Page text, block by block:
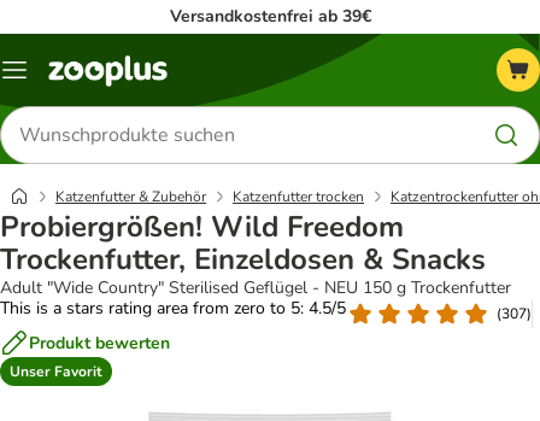
Versandkostenfrei ab 39€
Menü
Produkte
suchen
Katzenfutter & Zubehör Katzenfutter trocken Katzentrockenfutter
Probiergrößen! Wild Freedom
Trockenfutter, Einzeldosen & Snacks
Adult "Wide Country" Sterilised Geflügel - NEU 150 g Trockenfutter
This is a stars rating area from zero to 5: 4.5/5
(307)
Produkt bewerten
Unser Favorit